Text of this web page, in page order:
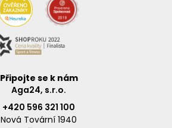
Připojte se k nám
Aga24, s.r.o.
+420 596 321 100
Nová Tovární 1940